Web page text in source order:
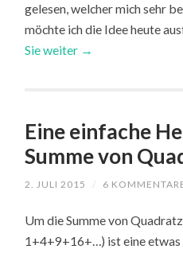
gelesen, welcher mich sehr
möchte ich die Idee heute
Sie weiter →
Eine einfache
Summe von
2. JULI 2015 / 6
Um die Summe von
1+4+9+16+…) ist eine etwas